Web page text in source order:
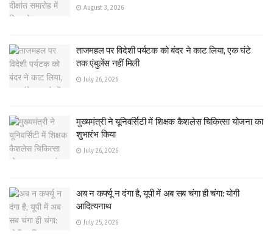
August 3, 2026
ताजमहल पर विदेशी पर्यटक को बंदर ने काट लिया, एक घंटे
तक एंबुलेंस नहीं मिली
July 26, 2026
मुख्यमंत्री ने यूनिवर्सिटी में शिक्षक कैशलेस चिकित्सा योजना का
शुभारंभ किया
July 26, 2026
अब न कर्फ्यू न दंगा है, यूपी में अब सब चंगा ही चंगा: योगी
आदित्यनाथ
July 25, 2026